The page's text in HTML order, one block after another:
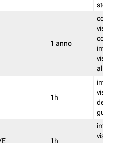
1 anno
1h
della
1h